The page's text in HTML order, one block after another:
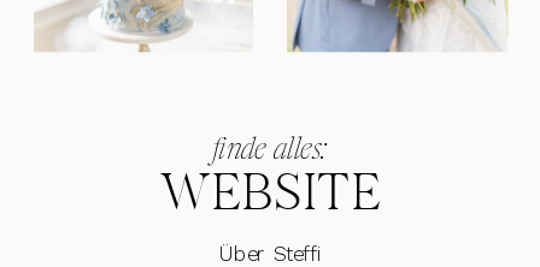
WEBSITE
finde alles:
Über Steffi